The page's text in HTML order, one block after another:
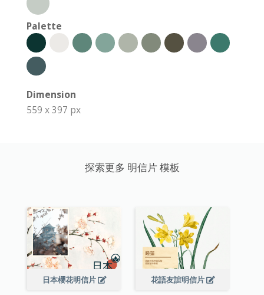
Palette
Dimension
559 x 397 px
探索更多 明信片 模板
日本櫻花明信片 花語友誼明信片